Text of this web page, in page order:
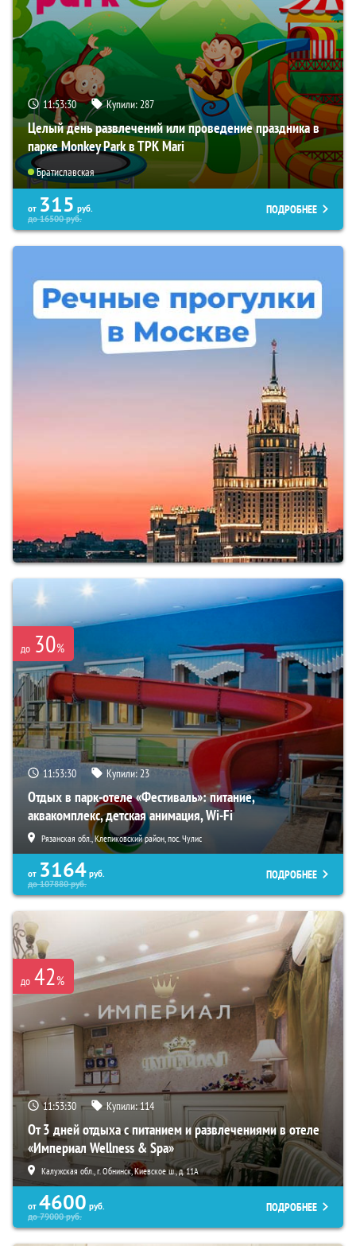
11:53:29 Купили:287
Целый день развлечений или проведение праздника в
парке Monkey Park в ТРК Mari
Братиславская
от 315 руб.
до16500руб.
ПОДРОБНЕЕ
до 30%
11:53:29 Купили:23
Отдых в парк-отеле «Фестиваль»: питание,
аквакомплекс, детская анимация, Wi-Fi
Рязанская обл., Клепиковский район, пос. Чулис
от 3164 руб.
до107880руб.
ПОДРОБНЕЕ
до 42%
11:53:29 Купили:114
От 3 дней отдыха с питанием и развлечениями в отеле
«Империал Wellness & Spa»
Калужская обл., г. Обнинск, Киевское ш., д. 11А
от 4600 руб.
до79000руб.
ПОДРОБНЕЕ